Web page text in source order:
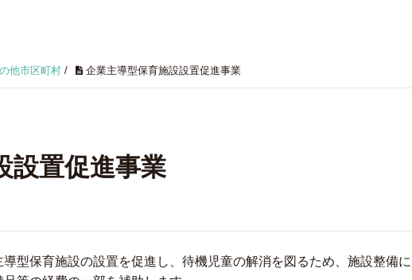
他市区町村 / 企業主導型保育施設設置促進事業
設置促進事業
型保育施設の設置を促進し、待機児童の解消を図るため、施設整備に